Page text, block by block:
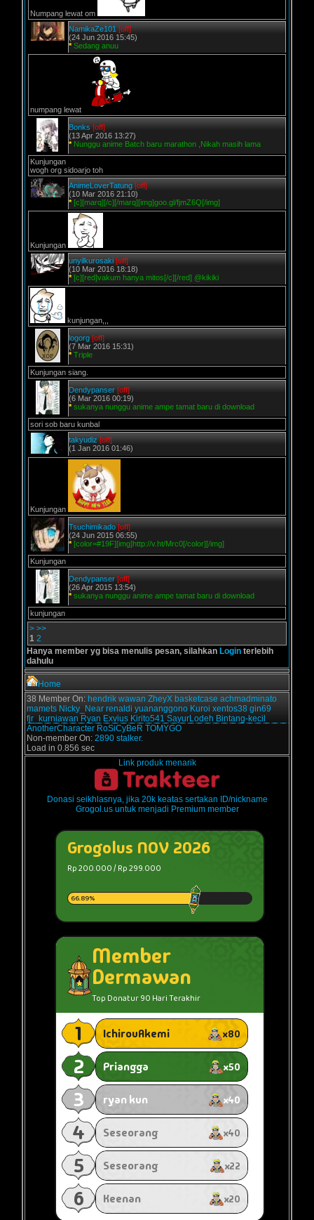
Numpang lewat om
NamikaZe101 [off]
(24 Jun 2016 15:45)
* Sedang anuu
numpang lewat
Bonks [off]
(13 Apr 2016 13:27)
* Nunggu anime Batch baru marathon ,Nikah masih lama
Kunjungan
wogh org sidoarjo toh
AnimeLoverTatung [off]
(10 Mar 2016 21:10)
* [c][marq][/c][/marq][img]goo.gl/fjmZ6Q[/img]
Kunjungan
unyilkurosaki [off]
(10 Mar 2016 18:18)
* [c][red]vakum hanya mitos[/c][/red] @kikiki
kunjungan,,,
logorg [off]
(7 Mar 2016 15:31)
* Triple
Kunjungan siang.
Dendypanser [off]
(6 Mar 2016 00:19)
* sukanya nunggu anime ampe tamat baru di download
sori sob baru kunbal
takyudiz [off]
(1 Jan 2016 01:46)
Kunjungan
Tsuchimikado [off]
(24 Jun 2015 06:55)
* [color=#19F][img]http://v.ht/Mrc0[/color][/img]
Kunjungan
Dendypanser [off]
(26 Apr 2015 13:54)
* sukanya nunggu anime ampe tamat baru di download
kunjungan
> >>
1 2
Hanya member yg bisa menulis pesan, silahkan Login terlebih
dahulu
Home
38 Member On: hendrik wawan ZheyX basketcase achmadminato
mamets Nicky_Near renaldi yuananggono Kuroi xentos38 gin69
fjr_kurniawan Ryan Exvius Kirito541 SayurLodeh Bintang-kecil
AnotherCharacter RoSiCyBeR TOMYGO
Non-member On: 2890 stalker.
Load in 0.856 sec
Link produk menarik
Donasi seikhlasnya, jika 20k keatas sertakan ID/nickname
Grogol.us untuk menjadi Premium member